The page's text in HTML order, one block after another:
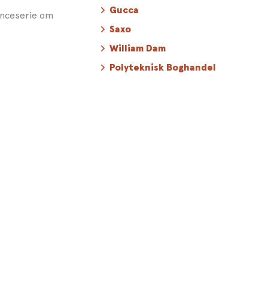
om
Gucca
Saxo
William Dam
Polyteknisk Boghandel